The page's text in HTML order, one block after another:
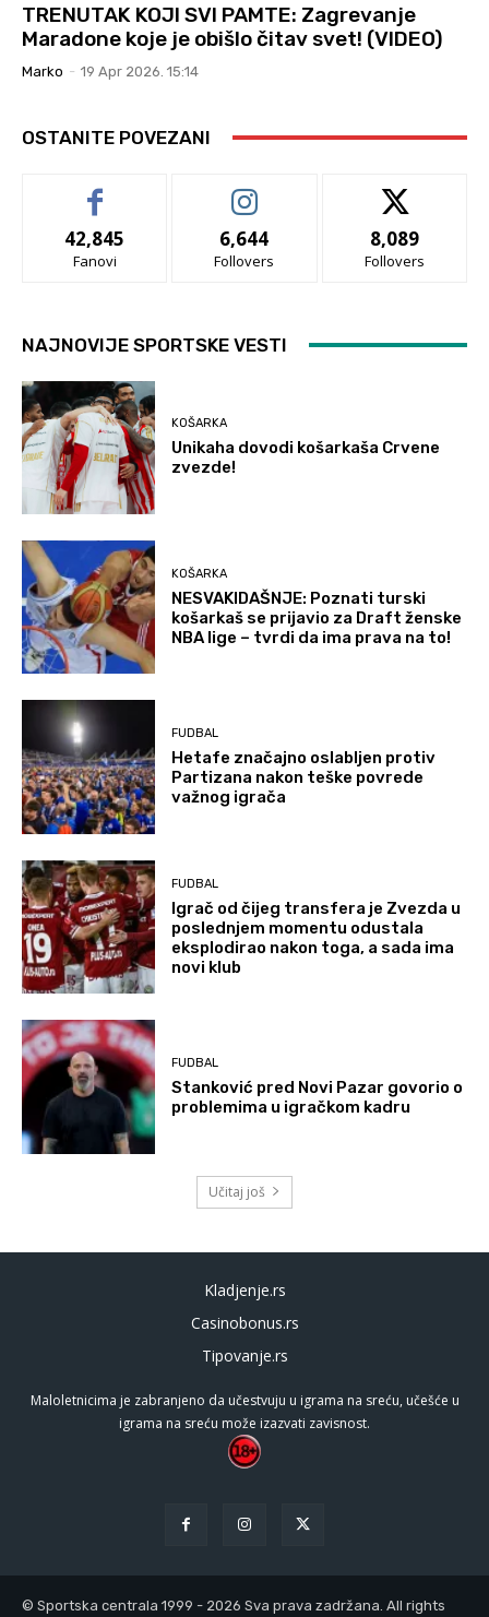
TRENUTAK KOJI SVI PAMTE: Zagrevanje
Maradone koje je obišlo čitav svet! (VIDEO)
Marko - 19 Apr 2026. 15:14
OSTANITE POVEZANI
42,845
Fanovi
6,644
Follovers
8,089
Follovers
NAJNOVIJE SPORTSKE VESTI
KOŠARKA
Unikaha dovodi košarkaša Crvene
zvezde!
KOŠARKA
NESVAKIDAŠNJE: Poznati turski
košarkaš se prijavio za Draft ženske
NBA lige – tvrdi da ima prava na to!
FUDBAL
Hetafe značajno oslabljen protiv
Partizana nakon teške povrede
važnog igrača
FUDBAL
Igrač od čijeg transfera je Zvezda u
poslednjem momentu odustala
eksplodirao nakon toga, a sada ima
novi klub
FUDBAL
Stanković pred Novi Pazar govorio o
problemima u igračkom kadru
Učitaj još
Kladjenje.rs
Casinobonus.rs
Tipovanje.rs
Maloletnicima je zabranjeno da učestvuju u igrama na sreću, učešće u
igrama na sreću može izazvati zavisnost.
© Sportska centrala 1999 - 2026 Sva prava zadržana. All rights